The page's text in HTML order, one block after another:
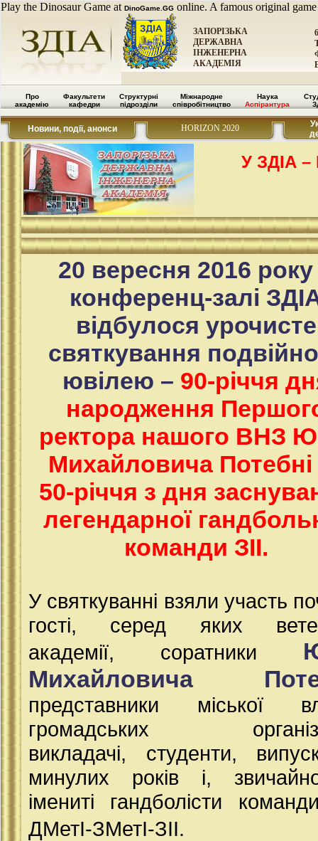
Play the Dinosaur Game at DinoGame.GG online. A famous original
ЗАПОРІЗЬКА
ДЕРЖАВНА
ІНЖЕНЕРНА
АКАДЕМІЯ
Про
академію
Факультети
кафедри
Структурні
підрозділи
Міжнародне
співробітництво
Наука
Аспірантура
Новини, події, анонси HORIZON 2020
У ЗДІА
20 вересня 2016
конференц-залі
відбулося урочисте
святкування
ювілею – 90-річчя
народження
ректора нашого ВНЗ
Михайловича Потебні
50-річчя з дня
легендарної
команди ЗІІ.
У святкуванні взяли участь
гості, серед яких
академії, соратники
Михайловича
представники міської
громадських
викладачі, студенти,
минулих років і,
імениті гандболісти
ДМетІ-ЗМетІ-ЗІІ.